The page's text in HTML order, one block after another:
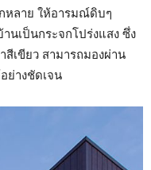
หลาย ให้อารมณ์ดิบๆ
นเป็นกระจกโปร่งแสง ซึ่ง
เขียว สามารถมองผ่าน
ย่างชัดเจน